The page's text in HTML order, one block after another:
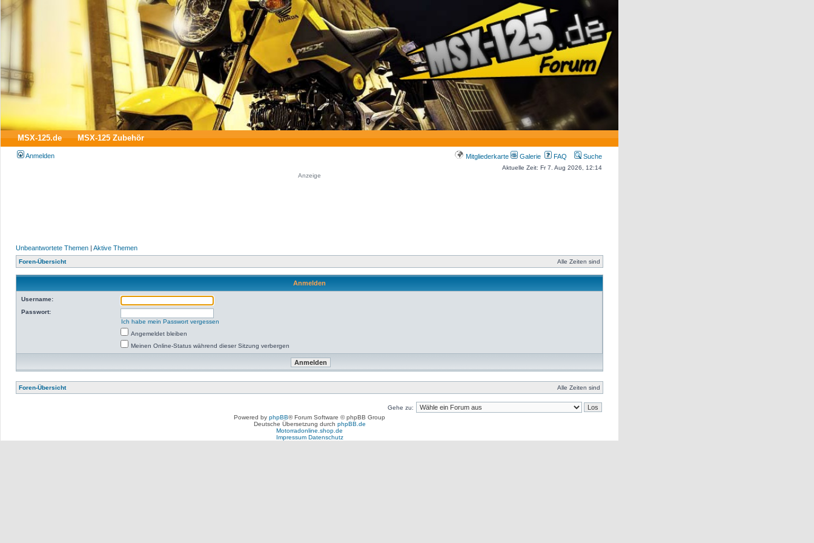
MSX-125.de MSX-125 Zubehör
Anmelden Mitgliederkarte Galerie FAQ Suche
Aktuelle Zeit: Fr 7. Aug 2026, 12:14
Anzeige
Unbeantwortete Themen | Aktive Themen
Foren-Übersicht Alle Zeiten sind
Anmelden
Username:
Passwort:
Ich habe mein Passwort vergessen
Angemeldet bleiben
Meinen Online-Status während dieser Sitzung verbergen
Foren-Übersicht Alle Zeiten sind
Gehe zu:
Powered by phpBB® Forum Software © phpBB Group
Deutsche Übersetzung durch phpBB.de
Motorradonline.shop.de
Impressum Datenschutz